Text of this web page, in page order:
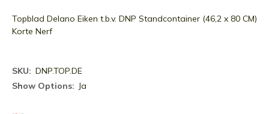
Topblad Delano Eiken t.b.v. DNP Standcontainer (46,2 x 80 CM)
Korte Nerf
Meer
informatie
DNP.TOP.DE
Ja